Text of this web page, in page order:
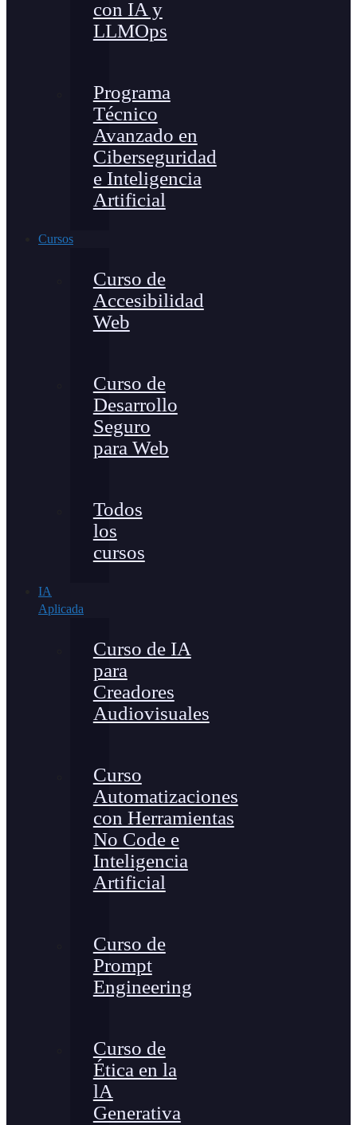
con IA y
LLMOps
Programa
Técnico
Avanzado en
Ciberseguridad
e Inteligencia
Artificial
Cursos
Curso de
Accesibilidad
Web
Curso de
Desarrollo
Seguro
para Web
Todos
los
cursos
IA
Aplicada
Curso de IA
para
Creadores
Audiovisuales
Curso
Automatizaciones
con Herramientas
No Code e
Inteligencia
Artificial
Curso de
Prompt
Engineering
Curso de
Ética en la
lA
Generativa